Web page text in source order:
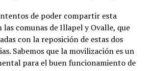
de poder compartir esta
comunas de Illapel y Ovalle, que
con la reposición de estas dos
Sabemos que la movilización es un
para el buen funcionamiento de